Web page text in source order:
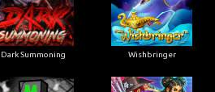
Dark Summoning Wishbringer